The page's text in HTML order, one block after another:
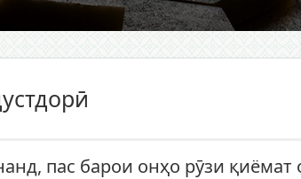
пас барои онҳо рӯзи